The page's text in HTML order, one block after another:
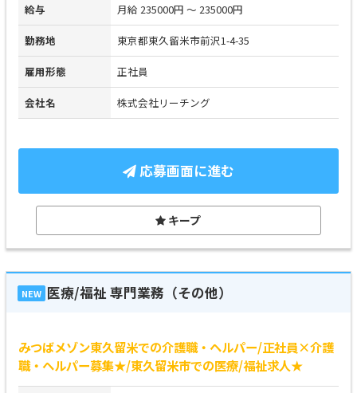
給与 月給 235000円 ～ 235000円
勤務地 東京都東久留米市前沢1-4-35
雇用形態 正社員
会社名 株式会社リーチング
応募画面に進む
キープ
NEW 医療/福祉 専門業務（その他）
みつばメゾン東久留米での介護職・ヘルパー/正社員×介護
職・ヘルパー募集★/東久留米市での医療/福祉求人★